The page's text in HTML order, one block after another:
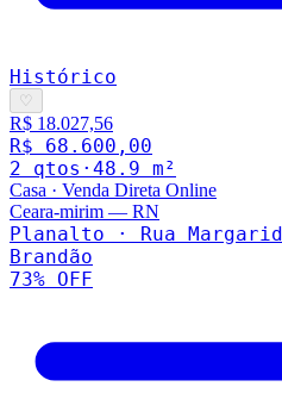
Histórico
♡
R$ 18.027,56
R$ 68.600,00
2 qtos · 48.9 m²
Casa · Venda Direta Online
Ceara-mirim — RN
Planalto · Rua
Brandão
73% OFF